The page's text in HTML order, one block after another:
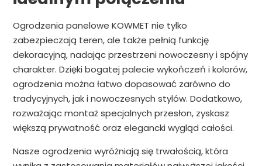
Ogrodzenia panelowe KOWMET nie tylko
zabezpieczają teren, ale także pełnią funkcję
dekoracyjną, nadając przestrzeni nowoczesny i spójny
charakter. Dzięki bogatej palecie wykończeń i kolorów,
ogrodzenia można łatwo dopasować zarówno do
tradycyjnych, jak i nowoczesnych stylów. Dodatkowo,
rozważając montaż specjalnych przesłon, zyskasz
większą prywatność oraz elegancki wygląd całości.
Nasze ogrodzenia wyróżniają się trwałością, która